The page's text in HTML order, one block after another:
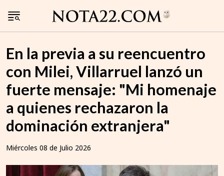
En la previa a su reencuentro
con Milei, Villarruel lanzó un
fuerte mensaje: "Mi homenaje
a quienes rechazaron la
dominación extranjera"
Miércoles 08 de Julio 2026